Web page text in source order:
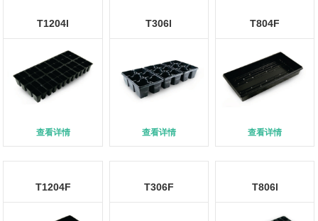
T1204l
查看详情
T306l
查看详情
T804F
查看详情
T1204F T306F T806l